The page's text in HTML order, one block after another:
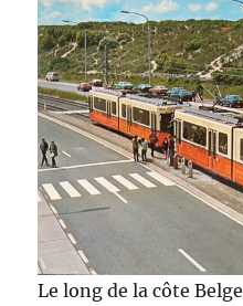
Le long de la côte Belge